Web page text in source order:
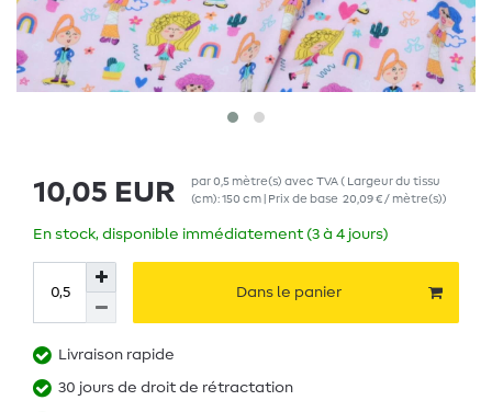
10,05 EUR par0,5 mètre(s) avec TVA( Largeur du tissu
(cm): 150 cm | Prix de base 20,09 € / mètre(s))
En stock, disponible immédiatement (3 à 4 jours)
Dans le panier
Livraison rapide
30 jours de droit de rétractation